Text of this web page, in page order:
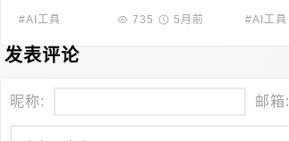
#AI工具 735 5月前 #AI工具
发表评论
昵称: 邮箱: